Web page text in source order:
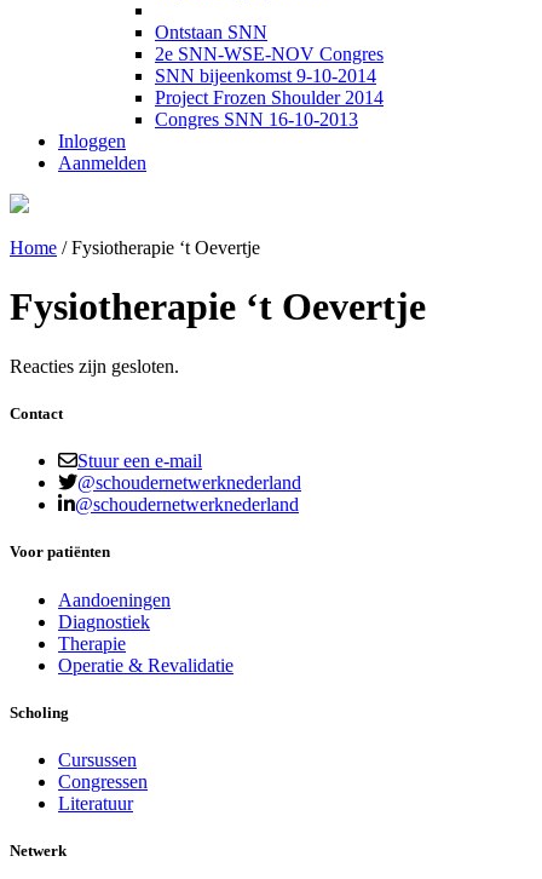
Ontstaan SNN
2e SNN-WSE-NOV Congres
SNN bijeenkomst 9-10-2014
Project Frozen Shoulder 2014
Congres SNN 16-10-2013
Inloggen
Aanmelden
Home /Fysiotherapie ‘t Oevertje
Fysiotherapie ‘t Oevertje
Reacties zijn gesloten.
Contact
Stuur een e-mail
@schoudernetwerknederland
@schoudernetwerknederland
Voor patiënten
Aandoeningen
Diagnostiek
Therapie
Operatie & Revalidatie
Scholing
Cursussen
Congressen
Literatuur
Netwerk